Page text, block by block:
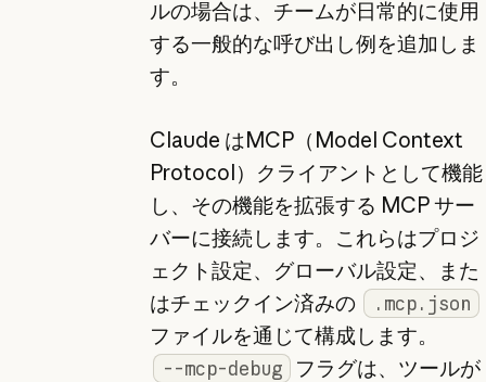
ルの場合は、チームが日常的に使用
する一般的な呼び出し例を追加しま
す。
Claude はMCP（Model Context
Protocol）クライアントとして機能
し、その機能を拡張する MCP サー
バーに接続します。これらはプロジ
ェクト設定、グローバル設定、また
はチェックイン済みの
.mcp.json
ファイルを通じて構成します。
--mcp-debug
フラグは、ツールが